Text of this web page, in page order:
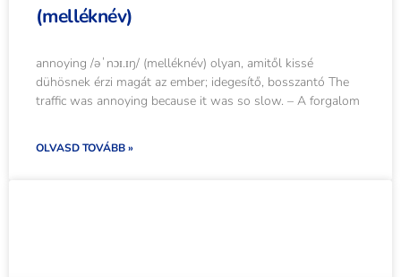
(melléknév)
annoying /əˈnɔɪ.ɪŋ/ (melléknév) olyan, amitől kissé
dühösnek érzi magát az ember; idegesítő, bosszantó The
traffic was annoying because it was so slow. – A forgalom
OLVASD TOVÁBB »